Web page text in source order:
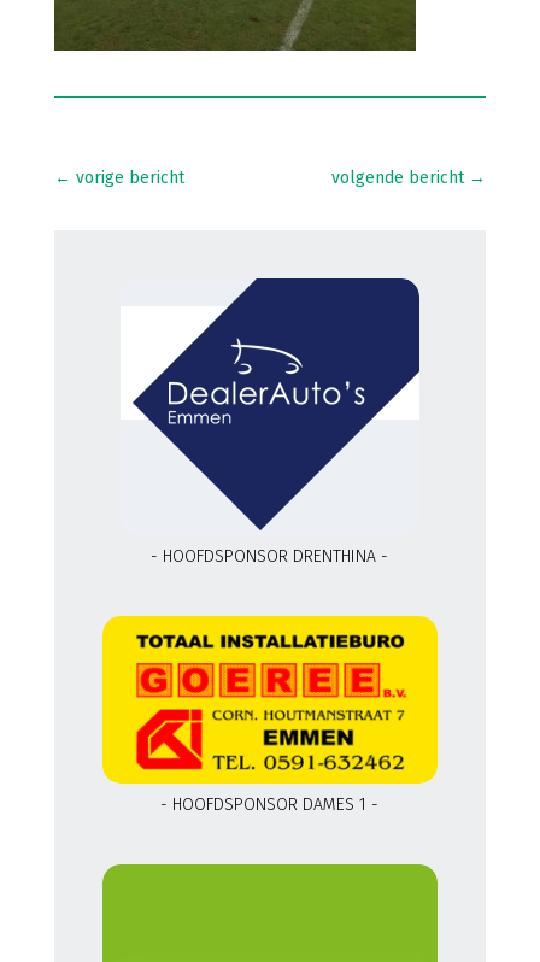
← vorige bericht volgende bericht→
- HOOFDSPONSOR DRENTHINA -
- HOOFDSPONSOR DAMES 1 -